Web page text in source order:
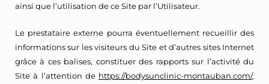
ainsi que l’utilisation de ce Site par l’Utilisateur.
Le prestataire externe pourra éventuellement recueillir des
informations sur les visiteurs du Site et d’autres sites Internet
grâce à ces balises, constituer des rapports sur l’activité du
Site à l’attention de https://bodysunclinic-montauban.com/,